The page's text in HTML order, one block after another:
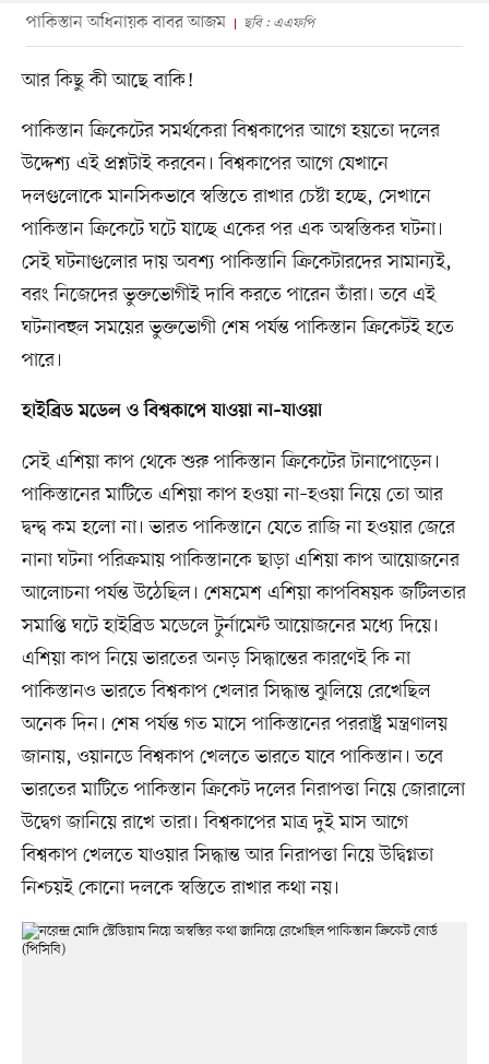
পাকিস্তান অধিনায়ক বাবর আজম ছবি : এএফপি
আর কিছু কী আছে বাকি!
পাকিস্তান ক্রিকেটের সমর্থকেরা বিশ্বকাপের আগে হয়তো দলের
উদ্দেশ্য এই প্রশ্নটাই করবেন। বিশ্বকাপের আগে যেখানে
দলগুলোকে মানসিকভাবে স্বস্তিতে রাখার চেষ্টা হচ্ছে, সেখানে
পাকিস্তান ক্রিকেটে ঘটে যাচ্ছে একের পর এক অস্বস্তিকর ঘটনা।
সেই ঘটনাগুলোর দায় অবশ্য পাকিস্তানি ক্রিকেটারদের সামান্যই,
বরং নিজেদের ভুক্তভোগীই দাবি করতে পারেন তাঁরা। তবে এই
ঘটনাবহুল সময়ের ভুক্তভোগী শেষ পর্যন্ত পাকিস্তান ক্রিকেটই হতে
পারে।
হাইব্রিড মডেল ও বিশ্বকাপে যাওয়া না–যাওয়া
সেই এশিয়া কাপ থেকে শুরু পাকিস্তান ক্রিকেটের টানাপোড়েন।
পাকিস্তানের মাটিতে এশিয়া কাপ হওয়া না–হওয়া নিয়ে তো আর
দ্বন্দ্ব কম হলো না। ভারত পাকিস্তানে যেতে রাজি না হওয়ার জেরে
নানা ঘটনা পরিক্রমায় পাকিস্তানকে ছাড়া এশিয়া কাপ আয়োজনের
আলোচনা পর্যন্ত উঠেছিল। শেষমেশ এশিয়া কাপবিষয়ক জটিলতার
সমাপ্তি ঘটে হাইব্রিড মডেলে টুর্নামেন্ট আয়োজনের মধ্যে দিয়ে।
এশিয়া কাপ নিয়ে ভারতের অনড় সিদ্ধান্তের কারণেই কি না
পাকিস্তানও ভারতে বিশ্বকাপ খেলার সিদ্ধান্ত ঝুলিয়ে রেখেছিল
অনেক দিন। শেষ পর্যন্ত গত মাসে পাকিস্তানের পররাষ্ট্র মন্ত্রণালয়
জানায়, ওয়ানডে বিশ্বকাপ খেলতে ভারতে যাবে পাকিস্তান। তবে
ভারতের মাটিতে পাকিস্তান ক্রিকেট দলের নিরাপত্তা নিয়ে জোরালো
উদ্বেগ জানিয়ে রাখে তারা। বিশ্বকাপের মাত্র দুই মাস আগে
বিশ্বকাপ খেলতে যাওয়ার সিদ্ধান্ত আর নিরাপত্তা নিয়ে উদ্বিগ্নতা
নিশ্চয়ই কোনো দলকে স্বস্তিতে রাখার কথা নয়।